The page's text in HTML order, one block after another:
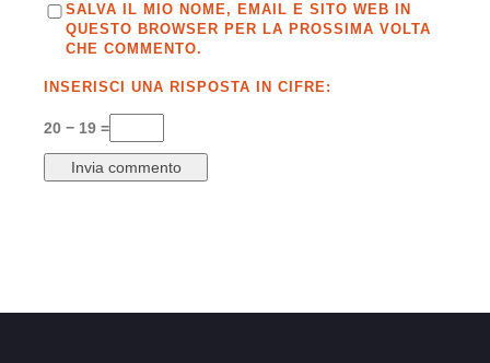
SALVA IL MIO NOME, EMAIL E SITO WEB IN
QUESTO BROWSER PER LA PROSSIMA VOLTA
CHE COMMENTO.
INSERISCI UNA RISPOSTA IN CIFRE:
20 − 19 =